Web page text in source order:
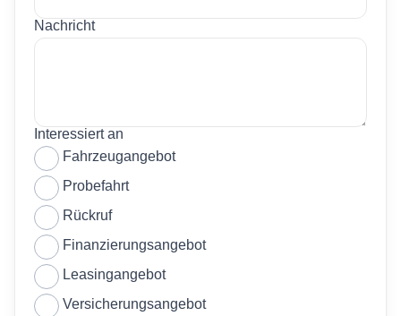
Nachricht
Interessiert an
Fahrzeugangebot
Probefahrt
Rückruf
Finanzierungsangebot
Leasingangebot
Versicherungsangebot